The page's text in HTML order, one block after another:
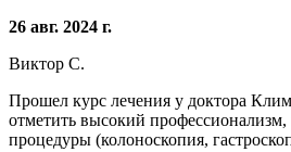
26 авг. 2024 г.
Виктор С.
Прошел курс лечения у доктора
отметить высокий
процедуры (колоноскопия,